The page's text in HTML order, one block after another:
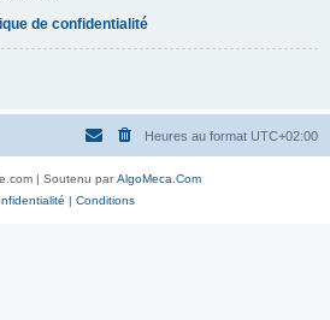
de confidentialité
Heures au format UTC+02:00
| Soutenu parAlgoMeca.Com
| Conditions